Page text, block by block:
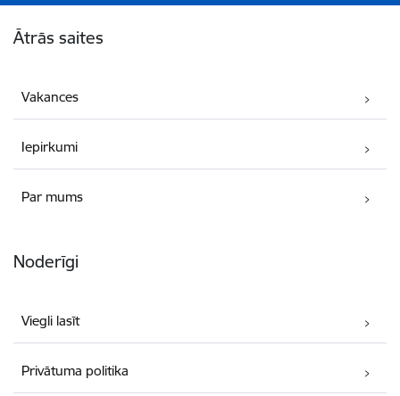
Ātrās saites
Vakances
Iepirkumi
Par mums
Noderīgi
Viegli lasīt
Privātuma politika